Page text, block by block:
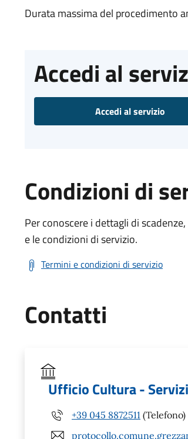
Durata massima del procedimento
Accedi al
Accedi al servizio
Condizioni di
Per conoscere i dettagli di
e le condizioni di servizio.
Termini e condizioni di servizio
Contatti
Ufficio Cultura -
+39 045 8872511 (Telefono)